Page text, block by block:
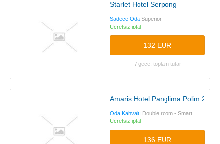
Starlet Hotel Serpong
Sadece Oda Superior
Ücretsiz iptal
132 EUR
7 gece, toplam tutar
Amaris Hotel Panglima Polim 2
Oda Kahvaltı Double room - Smart
Ücretsiz iptal
136 EUR